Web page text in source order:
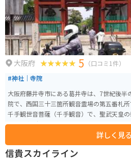
大阪府 5 （口コミ1件）
#神社｜寺院
大阪府藤井寺市にある葛井寺は、7世紀後半
院で、西国三十三箇所観音霊場の第五番札
千手観世音菩薩（千手観音）で、聖武天皇
す。 参拝時間は08:00から17:00までとなっており、四季折々の自然美を楽し
むことができます。歴史と自然を感じなが
ができるでしょう。葛井寺は、精神的な癒
中に立ち寄るのに最適なスポットです。藤
詳しく見る
信貴スカイライン